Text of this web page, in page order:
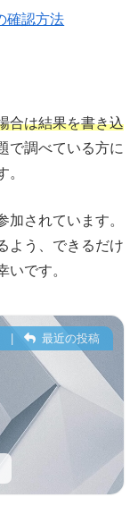
確認方法
合は結果を書き込
で調べている方に
。
加されています。
よう、できるだけ
いです。
| 最近の投稿